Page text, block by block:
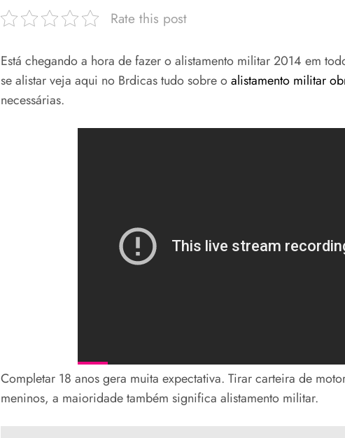
Rate this post
Está chegando a hora de fazer o alistamento militar 2014 em
se alistar veja aqui no Brdicas tudo sobre oalistamento militar
necessárias.
Completar 18 anos gera muita expectativa. Tirar carteira de
meninos, a maioridade também significa alistamento militar.